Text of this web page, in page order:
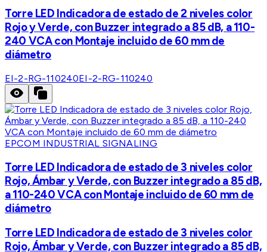
Torre LED Indicadora de estado de 2 niveles color
Rojo y Verde, con Buzzer integrado a 85 dB, a 110-
240 VCA con Montaje incluido de 60 mm de
diámetro
EI-2-RG-110240EI-2-RG-110240
EPCOM INDUSTRIAL SIGNALING
Torre LED Indicadora de estado de 3 niveles color
Rojo, Ámbar y Verde, con Buzzer integrado a 85 dB,
a 110-240 VCA con Montaje incluido de 60 mm de
diámetro
Torre LED Indicadora de estado de 3 niveles color
Rojo, Ámbar y Verde, con Buzzer integrado a 85 dB,